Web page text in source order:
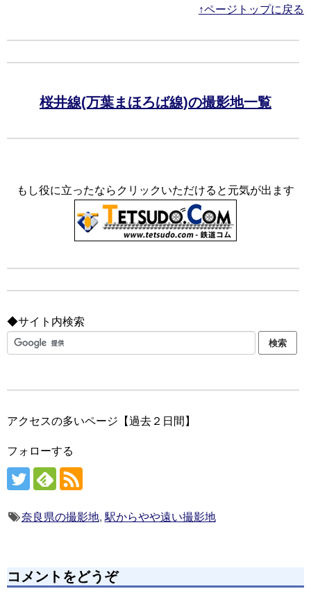
↑ページトップに戻る
桜井線(万葉まほろば線)の撮影地一覧
もし役に立ったならクリックいただけると元気が出ます
◆サイト内検索
アクセスの多いページ【過去２日間】
フォローする
奈良県の撮影地, 駅からやや遠い撮影地
コメントをどうぞ